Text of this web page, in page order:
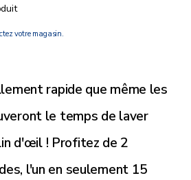
votre magasin.
rapide que même les
le temps de laver
d'œil ! Profitez de 2
l'un en seulement 15